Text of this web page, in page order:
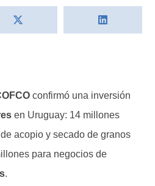
confirmó una inversión
en Uruguay: 14 millones
acopio y secado de granos
para negocios de
.